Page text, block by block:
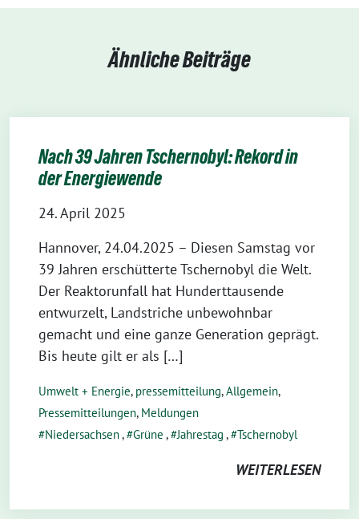
Ähnliche Beiträge
Nach 39 Jahren Tschernobyl: Rekord in
der Energiewende
24. April 2025
Hannover, 24.04.2025 – Diesen Samstag vor
39 Jahren erschütterte Tschernobyl die Welt.
Der Reaktorunfall hat Hunderttausende
entwurzelt, Landstriche unbewohnbar
gemacht und eine ganze Generation geprägt.
Bis heute gilt er als […]
Umwelt + Energie, pressemitteilung,Allgemein,
Pressemitteilungen, Meldungen
Niedersachsen, Grüne , Jahrestag , Tschernobyl
WEITERLESEN